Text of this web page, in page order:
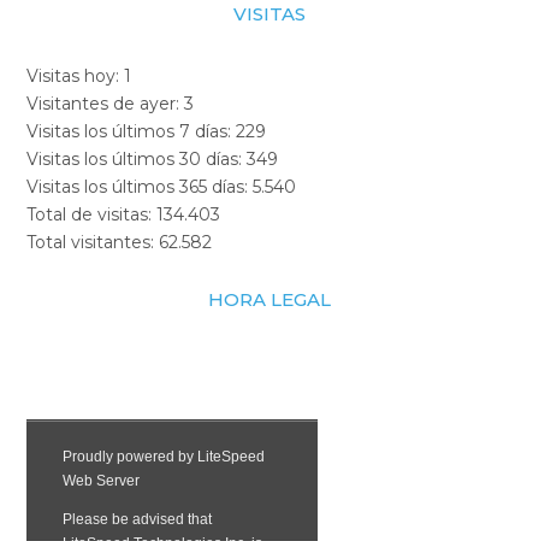
VISITAS
Visitas hoy:1
Visitantes de ayer:3
Visitas los últimos 7 días:229
Visitas los últimos 30 días:349
Visitas los últimos 365 días:5.540
Total de visitas:134.403
Total visitantes: 62.582
HORA LEGAL